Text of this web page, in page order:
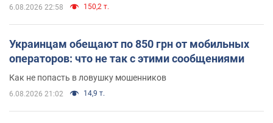
6.08.2026 22:58 150,2 т.
Украинцам обещают по 850 грн от мобильных
операторов: что не так с этими сообщениями
Как не попасть в ловушку мошенников
6.08.2026 21:02 14,9 т.